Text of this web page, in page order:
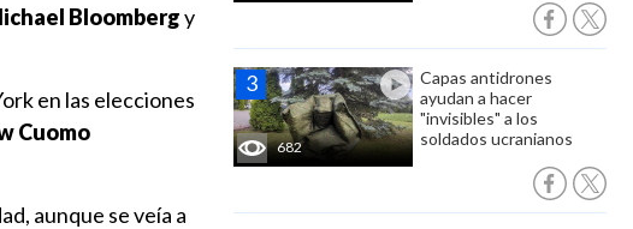
682
Capas antidrones
ayudan a hacer
"invisibles" a los
soldados ucranianos
Bloombergy
en las elecciones
Cuomo
aunque se veía a